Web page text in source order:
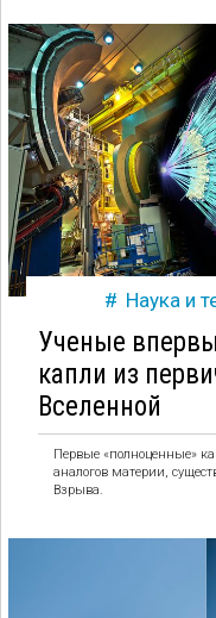
Наука и
Ученые
капли из
Вселенной
Первые «полноценные»
аналогов материи,
Взрыва.